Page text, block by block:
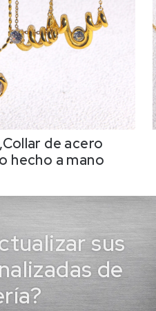
de acero
hecho a mano
sus
de